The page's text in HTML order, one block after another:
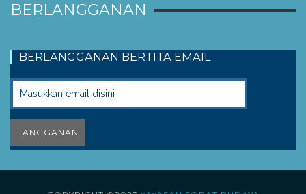
BERLANGGANAN
BERLANGGANAN BERTITA EMAIL